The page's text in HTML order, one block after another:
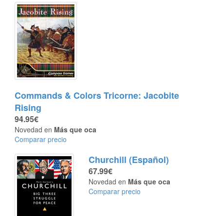
Commands & Colors Tricorne: Jacobite
Rising
94.95€
Novedad en Más que oca
Comparar precio
Churchill (Español)
67.99€
Novedad en Más que oca
Comparar precio